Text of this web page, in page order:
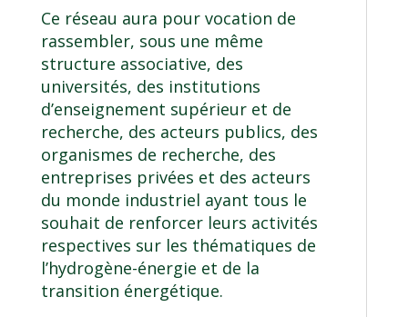
Ce réseau aura pour vocation de
rassembler, sous une même
structure associative, des
universités, des institutions
d’enseignement supérieur et de
recherche, des acteurs publics, des
organismes de recherche, des
entreprises privées et des acteurs
du monde industriel ayant tous le
souhait de renforcer leurs activités
respectives sur les thématiques de
l’hydrogène-énergie et de la
transition énergétique.